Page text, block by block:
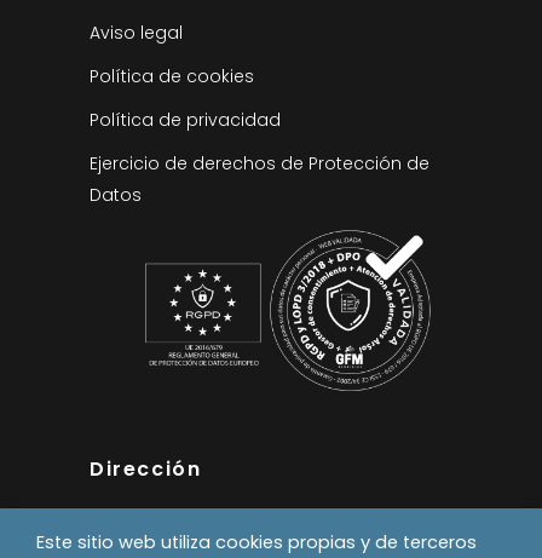
Aviso legal
Política de cookies
Política de privacidad
Ejercicio de derechos de Protección de
Datos
Dirección
Pol. Industrial Errekaldea
Este sitio web utiliza cookies propias y de terceros